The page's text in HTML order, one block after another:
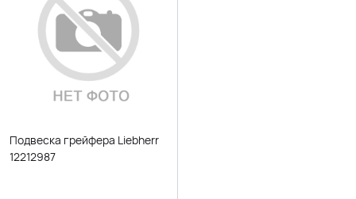
Подвеска грейфера Liebherr
12212987